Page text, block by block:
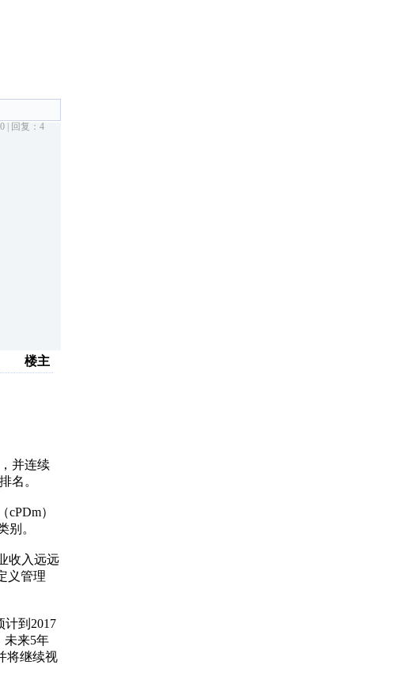
| 回复： 4
楼主
并连续
名。
）
别。
收入远远
义管理
计到2017
未来5年
将继续视